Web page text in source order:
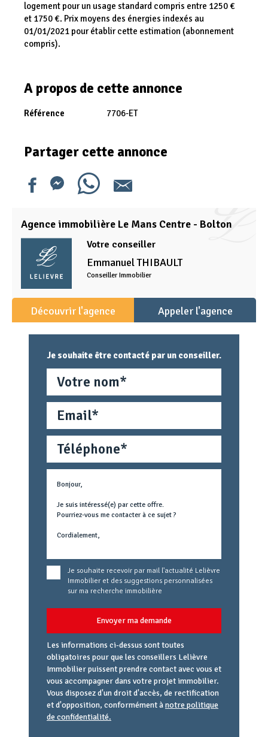
logement pour un usage standard compris entre 1250 €
et 1750 €. Prix moyens des énergies indexés au
01/01/2021 pour établir cette estimation (abonnement
compris).
A propos de cette annonce
Référence 7706-ET
Partager cette annonce
Agence immobilière Le Mans Centre - Bolton
Votre conseiller
EmmanuelTHIBAULT
Conseiller Immobilier
Découvrir l'agence Appeler l'agence
Je souhaite être contacté par un conseiller.
Téléphone
Métier
concerné
Je souhaite recevoir par mail l'actualité Lelièvre
Immobilier et des suggestions personnalisées
sur ma recherche immobilière
Envoyer ma demande
Les informations ci-dessus sont toutes
obligatoires pour que les conseillers Lelièvre
Immobilier puissent prendre contact avec vous et
vous accompagner dans votre projet immobilier.
Vous disposez d'un droit d'accès, de rectification
et d'opposition, conformément ànotre politique
de confidentialité.